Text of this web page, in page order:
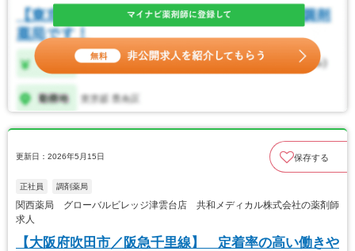
更新日：2026年5月15日 保存する
正社員 調剤薬局
関西薬局 グローバルビレッジ津雲台店 共和メディカル株式会社の薬剤師
求人
【大阪府吹田市／阪急千里線】 定着率の高い働きや